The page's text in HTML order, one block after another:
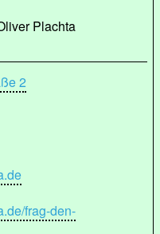
Plachta
2
frag-den-